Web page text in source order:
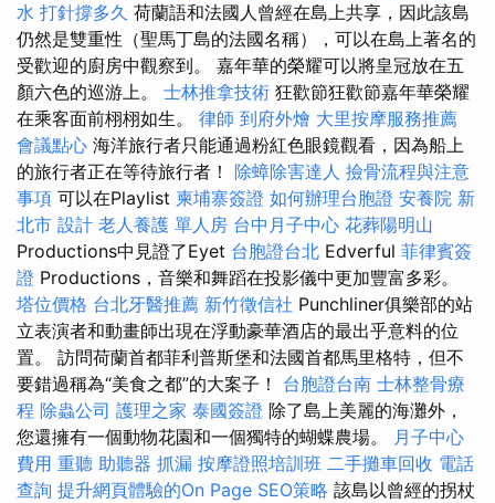
水 打針撐多久 荷蘭語和法國人曾經在島上共享，因此該島
仍然是雙重性（聖馬丁島的法國名稱），可以在島上著名的
受歡迎的廚房中觀察到。 嘉年華的榮耀可以將皇冠放在五
顏六色的巡游上。 士林推拿技術 狂歡節狂歡節嘉年華榮耀
在乘客面前栩栩如生。 律師 到府外燴 大里按摩服務推薦
會議點心 海洋旅行者只能通過粉紅色眼鏡觀看，因為船上
的旅行者正在等待旅行者！ 除蟑除害達人 撿骨流程與注意
事項 可以在Playlist 柬埔寨簽證 如何辦理台胞證 安養院 新
北市 設計 老人養護 單人房 台中月子中心 花葬陽明山
Productions中見證了Eyet 台胞證台北 Edverful 菲律賓簽
證 Productions，音樂和舞蹈在投影儀中更加豐富多彩。
塔位價格 台北牙醫推薦 新竹徵信社 Punchliner俱樂部的站
立表演者和動畫師出現在浮動豪華酒店的最出乎意料的位
置。 訪問荷蘭首都菲利普斯堡和法國首都馬里格特，但不
要錯過稱為“美食之都”的大案子！ 台胞證台南 士林整骨療
程 除蟲公司 護理之家 泰國簽證 除了島上美麗的海灘外，
您還擁有一個動物花園和一個獨特的蝴蝶農場。 月子中心
費用 重聽 助聽器 抓漏 按摩證照培訓班 二手攤車回收 電話
查詢 提升網頁體驗的On Page SEO策略 該島以曾經的拐杖